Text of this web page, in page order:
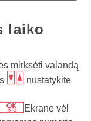
laiko
mirksėti valandą
bc nustatykite
j
Ekrane vėl